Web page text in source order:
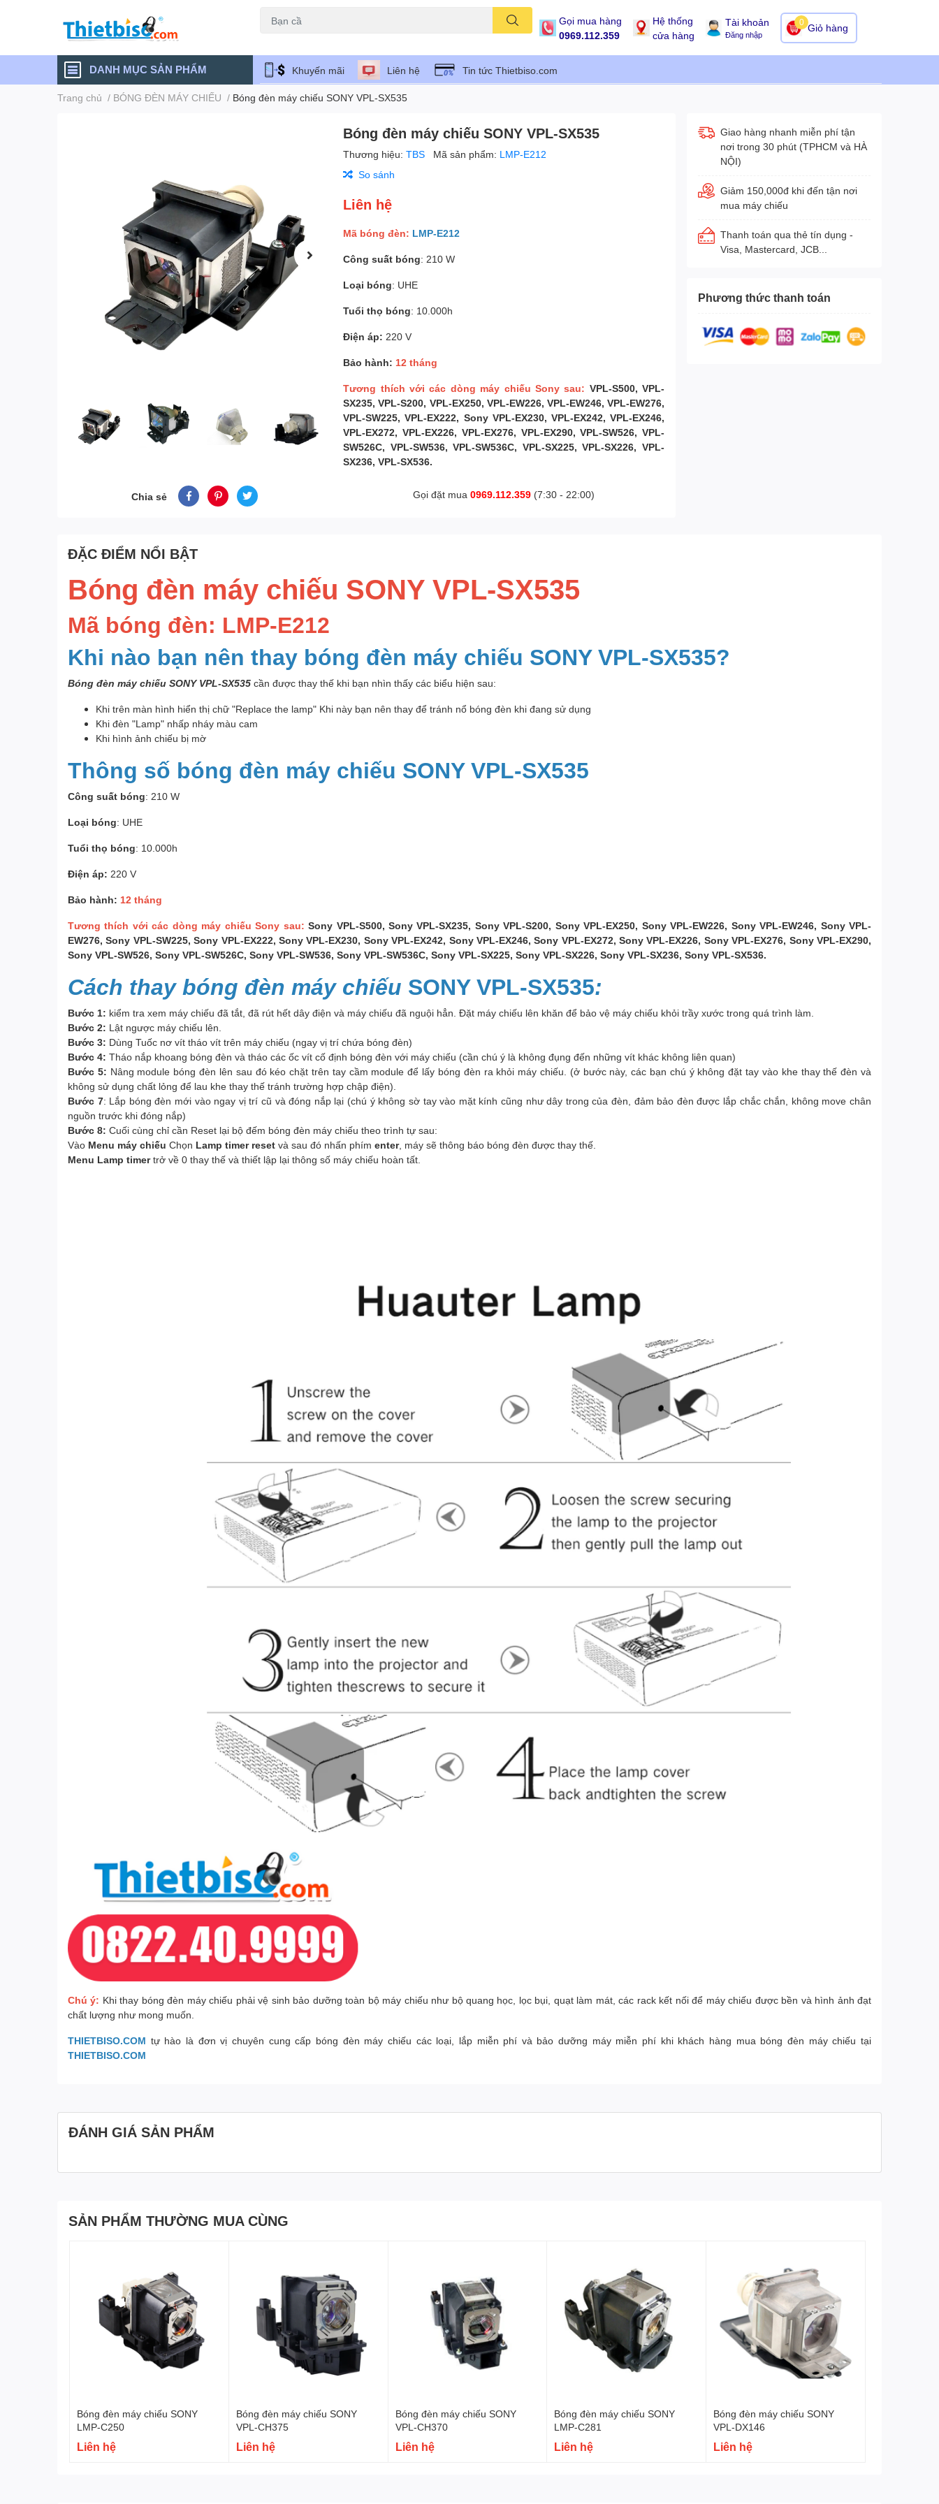
Gọi mua hàng
0969.112.359
Hệ thống
cửa hàng
Tài khoản
Đăng nhập
Giỏ hàng
0
DANH MỤC SẢN PHẨM Khuyến mãi Liên hệ Tin tức Thietbiso.com
Trang chủ / BÓNG ĐÈN MÁY CHIẾU / Bóng đèn máy chiếu SONY VPL-SX535
Chia sẻ
Bóng đèn máy chiếu SONY VPL-SX535
Thương hiệu:TBS Mã sản phẩm: LMP-E212
So sánh
Liên hệ
Mã bóng đèn: LMP-E212
Công suất bóng: 210 W
Loại bóng: UHE
Tuổi thọ bóng: 10.000h
Điện áp: 220 V
Bảo hành: 12 tháng
Tương thích với các dòng máy chiếu Sony sau: VPL-S500, VPL-
SX235, VPL-S200, VPL-EX250, VPL-EW226, VPL-EW246, VPL-EW276,
VPL-SW225, VPL-EX222, Sony VPL-EX230, VPL-EX242, VPL-EX246,
VPL-EX272, VPL-EX226, VPL-EX276, VPL-EX290, VPL-SW526, VPL-
SW526C, VPL-SW536, VPL-SW536C, VPL-SX225, VPL-SX226, VPL-
SX236, VPL-SX536.
Gọi đặt mua0969.112.359 (7:30 - 22:00)
Giao hàng nhanh miễn phí tận
nơi trong 30 phút (TPHCM và HÀ
NỘI)
Giảm 150,000đ khi đến tận nơi
mua máy chiếu
Thanh toán qua thẻ tín dụng -
Visa, Mastercard, JCB...
Phương thức thanh toán
ĐẶC ĐIỂM NỔI BẬT
Bóng đèn máy chiếu SONY VPL-SX535
Mã bóng đèn: LMP-E212
Khi nào bạn nên thay bóng đèn máy chiếu SONY VPL-SX535?
Bóng đèn máy chiếu SONY VPL-SX535 cần được thay thế khi bạn nhìn thấy các biểu hiện sau:
Khi trên màn hình hiển thị chữ "Replace the lamp" Khi này bạn nên thay để tránh nổ bóng đèn khi đang sử dụng
Khi đèn "Lamp" nhấp nháy màu cam
Khi hình ảnh chiếu bị mờ
Thông số bóng đèn máy chiếu SONY VPL-SX535
Công suất bóng: 210 W
Loại bóng: UHE
Tuổi thọ bóng: 10.000h
Điện áp: 220 V
Bảo hành: 12 tháng
Tương thích với các dòng máy chiếu Sony sau: Sony VPL-S500, Sony VPL-SX235, Sony VPL-S200, Sony VPL-EX250, Sony VPL-EW226, Sony VPL-EW246, Sony VPL-
EW276, Sony VPL-SW225, Sony VPL-EX222, Sony VPL-EX230, Sony VPL-EX242, Sony VPL-EX246, Sony VPL-EX272, Sony VPL-EX226, Sony VPL-EX276, Sony VPL-EX290,
Sony VPL-SW526, Sony VPL-SW526C, Sony VPL-SW536, Sony VPL-SW536C, Sony VPL-SX225, Sony VPL-SX226, Sony VPL-SX236, Sony VPL-SX536.
Cách thay bóng đèn máy chiếu SONY VPL-SX535:
Bước 1: kiểm tra xem máy chiếu đã tắt, đã rút hết dây điện và máy chiếu đã nguội hẳn. Đặt máy chiếu lên khăn để bảo vệ máy chiếu khỏi trầy xước trong quá trình làm.
Bước 2: Lật ngược máy chiếu lên.
Bước 3: Dùng Tuốc nơ vít tháo vít trên máy chiếu (ngay vị trí chứa bóng đèn)
Bước 4: Tháo nắp khoang bóng đèn và tháo các ốc vít cố định bóng đèn với máy chiếu (cần chú ý là không đụng đến những vít khác không liên quan)
Bước 5: Nâng module bóng đèn lên sau đó kéo chặt trên tay cầm module để lấy bóng đèn ra khỏi máy chiếu. (ở bước này, các bạn chú ý không đặt tay vào khe thay thế đèn và
không sử dụng chất lỏng để lau khe thay thế tránh trường hợp chập điện).
Bước 7: Lắp bóng đèn mới vào ngay vị trí cũ và đóng nắp lại (chú ý không sờ tay vào mặt kính cũng như dây trong của đèn, đảm bảo đèn được lắp chắc chắn, không move chân
nguồn trước khi đóng nắp)
Bước 8: Cuối cùng chỉ cần Reset lại bộ đếm bóng đèn máy chiếu theo trình tự sau:
Vào Menu máy chiếu Chọn Lamp timer reset và sau đó nhấn phím enter, máy sẽ thông báo bóng đèn được thay thế.
Menu Lamp timertrở về 0 thay thế và thiết lập lại thông số máy chiếu hoàn tất.
Chú ý: Khi thay bóng đèn máy chiếu phải vệ sinh bảo dưỡng toàn bộ máy chiếu như bộ quang học, lọc bụi, quạt làm mát, các rack kết nối để máy chiếu được bền và hình ảnh đạt
chất lượng như mong muốn.
THIETBISO.COM tự hào là đơn vị chuyên cung cấp bóng đèn máy chiếu các loại, lắp miễn phí và bảo dưỡng máy miễn phí khi khách hàng mua bóng đèn máy chiếu tại
THIETBISO.COM
ĐÁNH GIÁ SẢN PHẨM
SẢN PHẨM THƯỜNG MUA CÙNG
Bóng đèn máy chiếu SONY
LMP-C250
Liên hệ
Bóng đèn máy chiếu SONY
VPL-CH375
Liên hệ
Bóng đèn máy chiếu SONY
VPL-CH370
Liên hệ
Bóng đèn máy chiếu SONY
LMP-C281
Liên hệ
Bóng đèn máy chiếu SONY
VPL-DX146
Liên hệ